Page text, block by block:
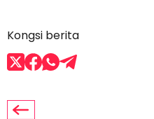
Kongsi berita